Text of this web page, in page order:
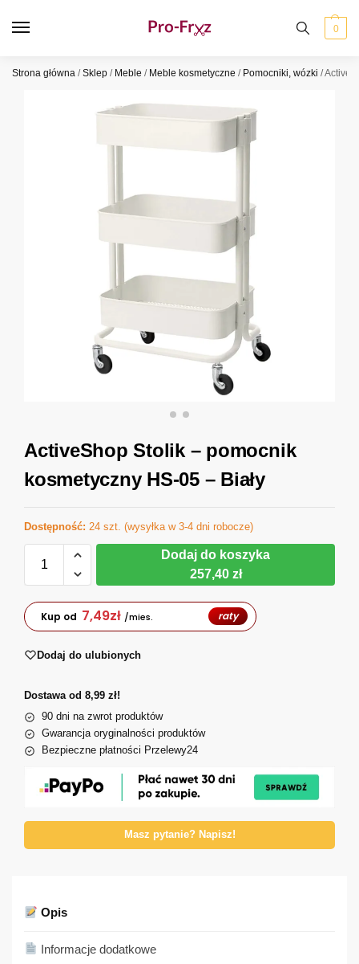
0
Strona główna /Sklep / Meble / Meble kosmetyczne / Pomocniki, wózki /
ActiveShop Stolik – pomocnik
kosmetyczny HS-05 – Biały
Dostępność: 24 szt. (wysyłka w 3-4 dni robocze)
Dodaj do koszyka
257,40 zł
Kup od 7,49zł /mies. raty
Dodaj do ulubionych
Dostawa od 8,99 zł!
90 dni na zwrot produktów
Gwarancja oryginalności produktów
Bezpieczne płatności Przelewy24
Masz pytanie? Napisz!
Opis
Informacje dodatkowe